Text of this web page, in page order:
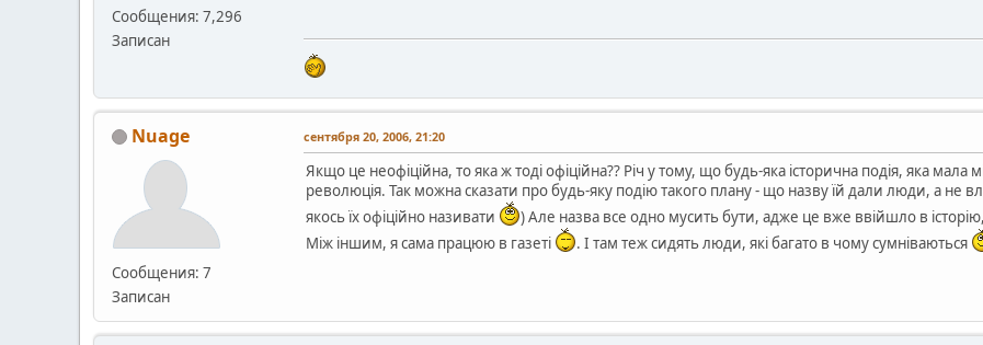
Сообщения: 7,296
Записан
Nuage
Сообщения: 7
Записан
сентября 20, 2006, 21:20
Якщо це неофіційна, то яка ж тоді офіційна?? Річ у тому, що будь-яка історична подія, яка мала
революція. Так можна сказати про будь-яку подію такого плану - що назву їй дали люди, а не
якось їх офіційно називати
) Але назва все одно мусить бути, адже це вже ввійшло в
Між іншим, я сама працюю в газеті
. І там теж сидять люди, які багато в чому сумніваються